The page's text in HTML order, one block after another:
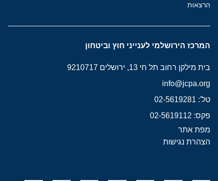
הרצאות
המרכז הירושלמי לענייני חוץ וביטחון
בית מילקן רחוב תל חי 13, ירושלים 9210717
info@jcpa.org
טל': 02-5619281
פקס: 02-5619112
מפת אתר
הצהרת נגישות